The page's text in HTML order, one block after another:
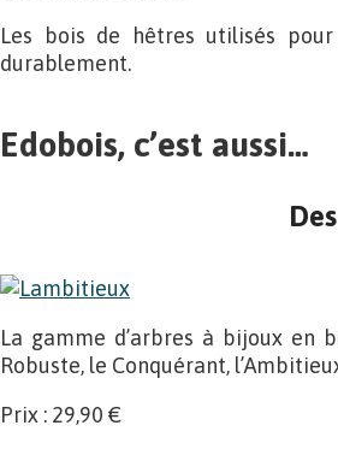
Les bois de hêtres utilisés
durablement.
Edobois, c’est aussi…
La gamme d’arbres à bijoux en
Robuste, le Conquérant,
Prix : 29,90 €